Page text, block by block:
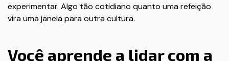
experimentar. Algo tão cotidiano quanto uma refeição
vira uma janela para outra cultura.
Você aprende a lidar com a